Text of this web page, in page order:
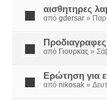
αισθητηρες
από gdersar » Παρ
από Γιουρκας »
Ερώτηση για
από nikosak »